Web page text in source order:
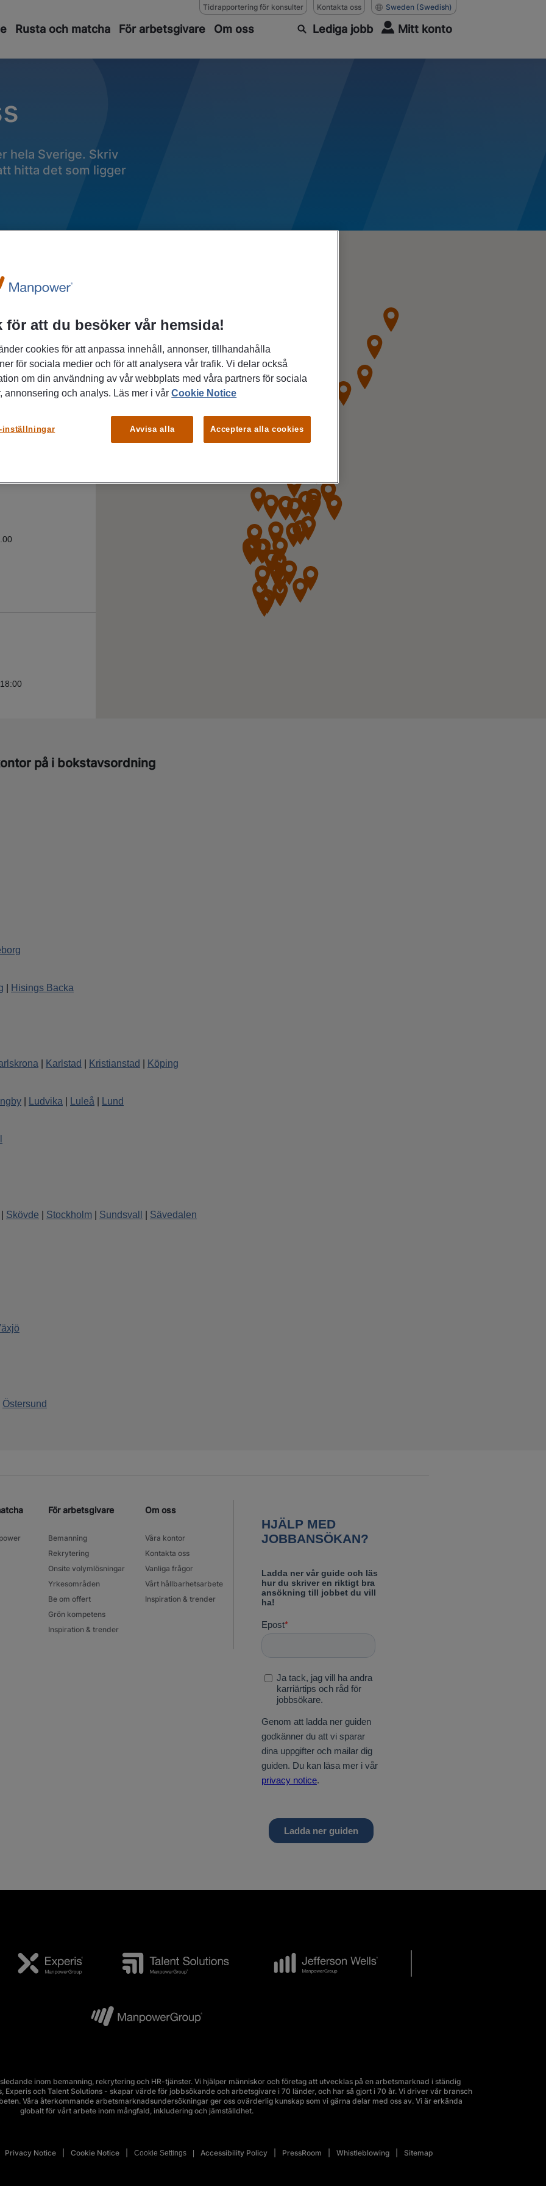
Tidrapportering för konsulter Kontakta oss Sweden (Swedish)
Rusta och matcha För arbetsgivare Om oss Lediga jobb Mitt konto
hela Sverige. Skriv
hitta det som ligger
på i bokstavsordning
Hisings Backa
Karlstad Kristianstad Köping
| Ludvika Luleå Lund
Skövde Stockholm| Sundsvall Sävedalen
Östersund
För arbetsgivare
Bemanning
Rekrytering
Onsite volymlösningar
Yrkesområden
Be om offert
Grön kompetens
Inspiration & trender
Om oss
Våra kontor
Kontakta oss
Vanliga frågor
Vårt hållbarhetsarbete
Inspiration & trender
inom bemanning, rekrytering och HR-tjänster. Vi hjälper människor och företag att utvecklas på en arbetsmarknad i ständig
och Talent Solutions - skapar värde för jobbsökande och arbetsgivare i 70 länder, och har så gjort i 70 år. Vi driver vår bransch
Våra återkommande arbetsmarknadsundersökningar ger oss ovärderlig kunskap som vi gärna delar med oss av. Vi är erkända
globalt för vårt arbete inom mångfald, inkludering och jämställdhet.
Privacy Notice Cookie Notice Cookie Settings Accessibility Policy PressRoom Whistleblowing Sitemap
för att du besöker vår hemsida!
cookies för att anpassa innehåll, annonser, tillhandahålla
för sociala medier och för att analysera vår trafik. Vi delar också
om din användning av vår webbplats med våra partners för sociala
annonsering och analys. Läs mer i vårCookie Notice
Avvisa alla Acceptera alla cookies
inställningar